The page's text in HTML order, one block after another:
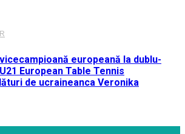
europeană la dublu-
European Table Tennis
de ucraineanca Veronika